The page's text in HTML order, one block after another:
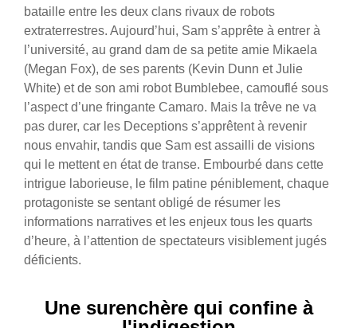
bataille entre les deux clans rivaux de robots
extraterrestres. Aujourd’hui, Sam s’apprête à entrer à
l’université, au grand dam de sa petite amie Mikaela
(Megan Fox), de ses parents (Kevin Dunn et Julie
White) et de son ami robot Bumblebee, camouflé sous
l’aspect d’une fringante Camaro. Mais la trêve ne va
pas durer, car les Deceptions s’apprêtent à revenir
nous envahir, tandis que Sam est assailli de visions
qui le mettent en état de transe. Embourbé dans cette
intrigue laborieuse, le film patine péniblement, chaque
protagoniste se sentant obligé de résumer les
informations narratives et les enjeux tous les quarts
d’heure, à l’attention de spectateurs visiblement jugés
déficients.
Une surenchère qui confine à